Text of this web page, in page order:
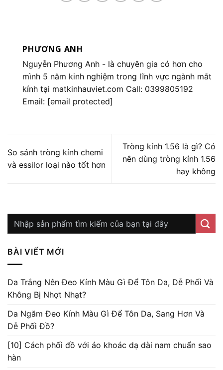
PHƯƠNG ANH
Nguyễn Phương Anh - là chuyên gia có hơn cho
mình 5 năm kinh nghiệm trong lĩnh vực ngành mắt
kính tại matkinhauviet.com Call: 0399805192
Email: [email protected]
So sánh tròng kính chemi
và essilor loại nào tốt hơn
Tròng kính 1.56 là gì? Có
nên dùng tròng kính 1.56
hay không
BÀI VIẾT MỚI
Da Trắng Nên Đeo Kính Màu Gì Để Tôn Da, Dễ Phối Và
Không Bị Nhợt Nhạt?
Da Ngăm Đeo Kính Màu Gì Để Tôn Da, Sang Hơn Và
Dễ Phối Đồ?
[10] Cách phối đồ với áo khoác dạ dài nam chuẩn sao
hàn